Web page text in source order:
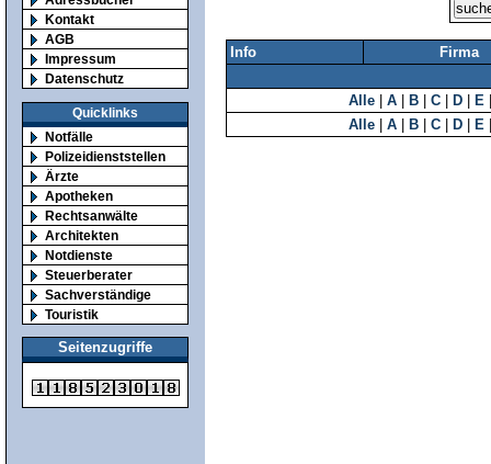
Kontakt
AGB
Impressum
Datenschutz
Quicklinks
Notfälle
Polizeidienststellen
Ärzte
Apotheken
Rechtsanwälte
Architekten
Notdienste
Steuerberater
Sachverständige
Touristik
Seitenzugriffe
Info Firma
Alle A B C D E
Alle
A B C D E